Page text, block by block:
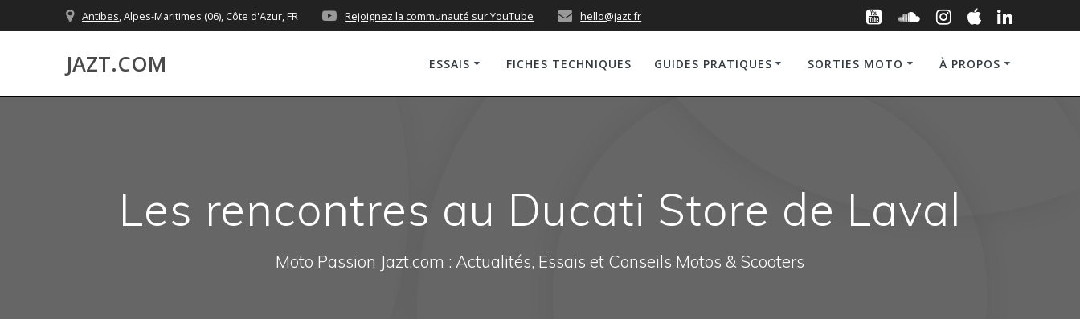
to
Antibes, Alpes-Maritimes (06), Côte d'Azur, FR Rejoignez la communauté sur YouTube hello@jazt.fr
JAZT.COM ESSAIS FICHES TECHNIQUES GUIDES PRATIQUES SORTIES MOTO À PROPOS
Les rencontres au Ducati Store de Laval
Moto Passion Jazt.com : Actualités, Essais et Conseils Motos & Scooters